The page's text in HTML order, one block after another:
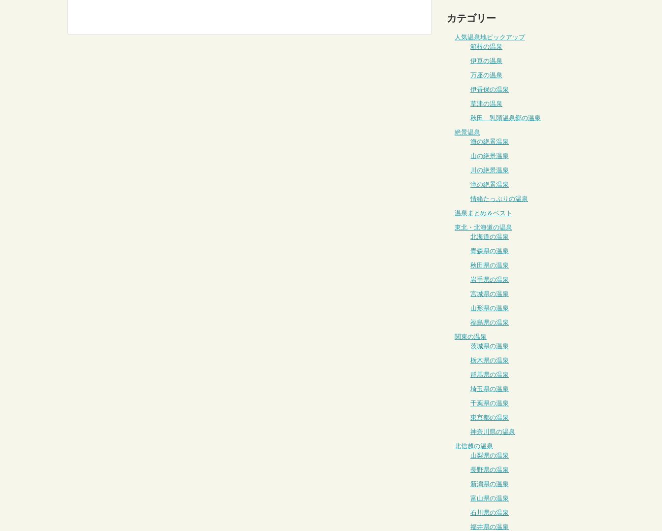
カテゴリー
人気温泉地ピックアップ
箱根の温泉
伊豆の温泉
万座の温泉
伊香保の温泉
草津の温泉
秋田 乳頭温泉郷の温泉
絶景温泉
海の絶景温泉
山の絶景温泉
川の絶景温泉
滝の絶景温泉
情緒たっぷりの温泉
温泉まとめ＆ベスト
東北・北海道の温泉
北海道の温泉
青森県の温泉
秋田県の温泉
岩手県の温泉
宮城県の温泉
山形県の温泉
福島県の温泉
関東の温泉
茨城県の温泉
栃木県の温泉
群馬県の温泉
埼玉県の温泉
千葉県の温泉
東京都の温泉
神奈川県の温泉
北信越の温泉
山梨県の温泉
長野県の温泉
新潟県の温泉
富山県の温泉
石川県の温泉
福井県の温泉